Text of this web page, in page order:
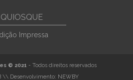
QUIOSQUE
Impressa
© 2021 - Todos direitos reservados
\\ Desenvolvimento: NEWBY